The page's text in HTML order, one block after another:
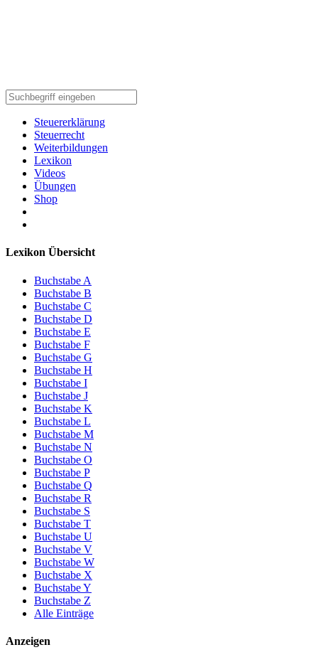
Steuererklärung
Steuerrecht
Weiterbildungen
Lexikon
Videos
Übungen
Shop
Lexikon Übersicht
Buchstabe A
Buchstabe B
Buchstabe C
Buchstabe D
Buchstabe E
Buchstabe F
Buchstabe G
Buchstabe H
Buchstabe I
Buchstabe J
Buchstabe K
Buchstabe L
Buchstabe M
Buchstabe N
Buchstabe O
Buchstabe P
Buchstabe Q
Buchstabe R
Buchstabe S
Buchstabe T
Buchstabe U
Buchstabe V
Buchstabe W
Buchstabe X
Buchstabe Y
Buchstabe Z
Alle Einträge
Anzeigen